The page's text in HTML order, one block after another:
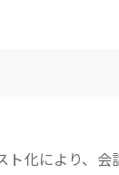
ト化により、会